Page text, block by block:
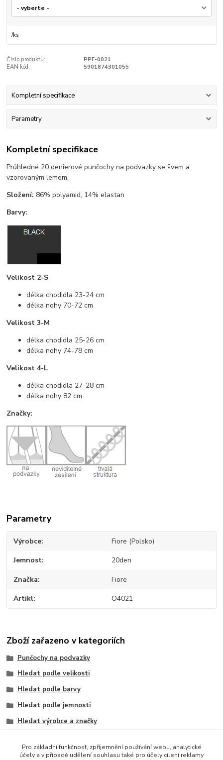
/ks
Číslo produktu:
PPF-0021
EAN kód:
5901874301055
Kompletní specifikace
Parametry
Kompletní specifikace
Průhledné 20 denierové punčochy na podvazky se švem a
vzorovaným lemem.
Složení: 86% polyamid, 14% elastan
Barvy:
Velikost 2-S
délka chodidla 23-24 cm
délka nohy 70-72 cm
Velikost 3-M
délka chodidla 25-26 cm
délka nohy 74-78 cm
Velikost 4-L
délka chodidla 27-28 cm
délka nohy 82 cm
Značky:
Parametry
Výrobce Fiore (Polsko)
Jemnost 20den
Značka Fiore
Artikl O4021
Zboží zařazeno v kategoriích
Punčochy na podvazky
Hledat podle velikosti
Hledat podle barvy
Hledat podle jemnosti
Hledat výrobce a značky
M
Pro základní funkčnost, zpříjemnění používání webu, analytické
účely a v případě udělení souhlasu také pro účely cílení reklamy